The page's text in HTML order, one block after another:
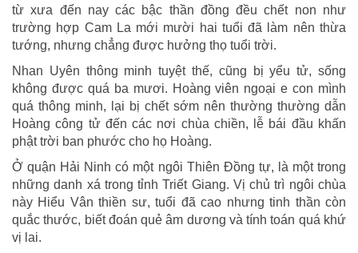
từ xưa đến nay các bậc thần đồng đều chết non như
trường hợp Cam La mới mười hai tuổi đã làm nên thừa
tướng, nhưng chẳng được hưởng thọ tuổi trời.
Nhan Uyên thông minh tuyệt thế, cũng bị yểu tử, sống
không được quá ba mươi. Hoàng viên ngoại e con mình
quá thông minh, lại bị chết sớm nên thường thường dẫn
Hoàng công tử đến các nơi chùa chiền, lễ bái đầu khấn
phật trời ban phước cho họ Hoàng.
Ở quận Hải Ninh có một ngôi Thiên Đồng tự, là một trong
những danh xá trong tỉnh Triết Giang. Vị chủ trì ngôi chùa
này Hiểu Vân thiền sư, tuổi đã cao nhưng tinh thần còn
quắc thước, biết đoán quẻ âm dương và tính toán quá khứ
vị lai.